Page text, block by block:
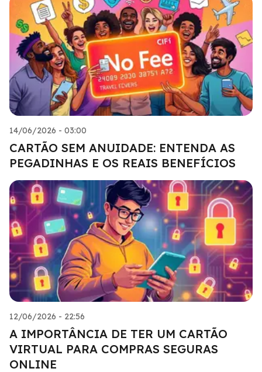
14/06/2026 - 03:00
CARTÃO SEM ANUIDADE: ENTENDA AS
PEGADINHAS E OS REAIS BENEFÍCIOS
12/06/2026 - 22:56
A IMPORTÂNCIA DE TER UM CARTÃO
VIRTUAL PARA COMPRAS SEGURAS
ONLINE